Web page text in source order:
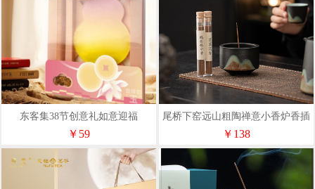
东客集38节创意礼如意迎福
￥59
尾桥下窑远山粗陶禅意小香炉香插
线香套装茶室待客节日伴手礼
￥138